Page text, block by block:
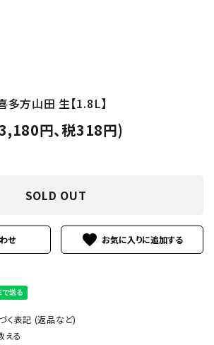
～19:00
方山田 生【1.8L】
円、税318円)
SOLD OUT
せ favorite
く表記 (返品など)
える